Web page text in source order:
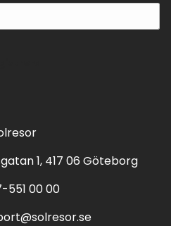
1, 417 06 Göteborg
551 00 00